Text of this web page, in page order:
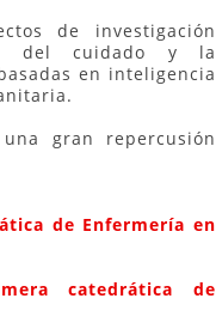
de investigación
del cuidado y la
en inteligencia
gran repercusión
de Enfermería en
catedrática de